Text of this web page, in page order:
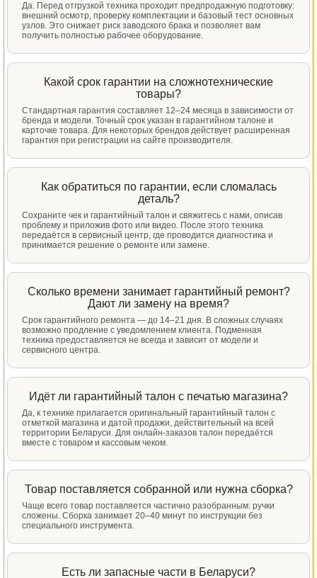
Да. Перед отгрузкой техника проходит предпродажную подготовку:
внешний осмотр, проверку комплектации и базовый тест основных
узлов. Это снижает риск заводского брака и позволяет вам
получить полностью рабочее оборудование.
Какой срок гарантии на сложнотехнические
товары?
Стандартная гарантия составляет 12–24 месяца в зависимости от
бренда и модели. Точный срок указан в гарантийном талоне и
карточке товара. Для некоторых брендов действует расширенная
гарантия при регистрации на сайте производителя.
Как обратиться по гарантии, если сломалась
деталь?
Сохраните чек и гарантийный талон и свяжитесь с нами, описав
проблему и приложив фото или видео. После этого техника
передаётся в сервисный центр, где проводится диагностика и
принимается решение о ремонте или замене.
Сколько времени занимает гарантийный ремонт?
Дают ли замену на время?
Срок гарантийного ремонта — до 14–21 дня. В сложных случаях
возможно продление с уведомлением клиента. Подменная
техника предоставляется не всегда и зависит от модели и
сервисного центра.
Идёт ли гарантийный талон с печатью магазина?
Да, к технике прилагается оригинальный гарантийный талон с
отметкой магазина и датой продажи, действительный на всей
территории Беларуси. Для онлайн-заказов талон передаётся
вместе с товаром и кассовым чеком.
Товар поставляется собранной или нужна сборка?
Чаще всего товар поставляется частично разобранным: ручки
сложены. Сборка занимает 20–40 минут по инструкции без
специального инструмента.
Есть ли запасные части в Беларуси?